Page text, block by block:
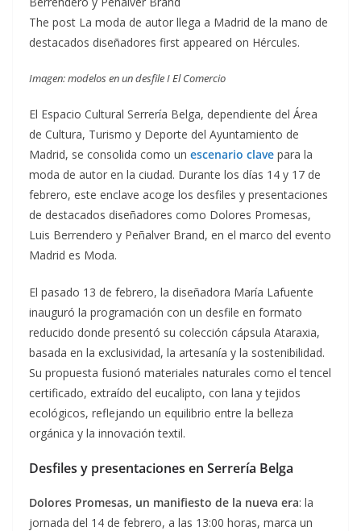
The post La moda de autor llega a Madrid de la mano de
destacados diseñadores first appeared on Hércules.
Imagen: modelos en un desfile I El Comercio
El Espacio Cultural Serrería Belga, dependiente del Área
de Cultura, Turismo y Deporte del Ayuntamiento de
Madrid, se consolida como un escenario clave para la
moda de autor en la ciudad. Durante los días 14 y 17 de
febrero, este enclave acoge los desfiles y presentaciones
de destacados diseñadores como Dolores Promesas,
Luis Berrendero y Peñalver Brand, en el marco del evento
Madrid es Moda.
El pasado 13 de febrero, la diseñadora María Lafuente
inauguró la programación con un desfile en formato
reducido donde presentó su colección cápsula Ataraxia,
basada en la exclusividad, la artesanía y la sostenibilidad.
Su propuesta fusionó materiales naturales como el tencel
certificado, extraído del eucalipto, con lana y tejidos
ecológicos, reflejando un equilibrio entre la belleza
orgánica y la innovación textil.
Desfiles y presentaciones en Serrería Belga
Dolores Promesas, un manifiesto de la nueva era: la
jornada del 14 de febrero, a las 13:00 horas, marca un